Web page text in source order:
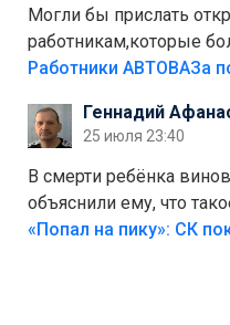
Могли бы прислать
работникам,которые
на предприятии.
Работники АВТОВАЗа
Геннадий
25 июля 23:40
В смерти ребёнка
объяснили ему, что
Лезть через такой